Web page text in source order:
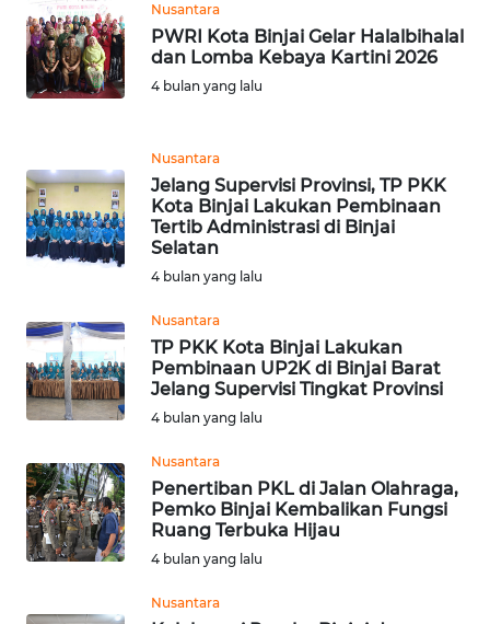
Nusantara
PWRI Kota Binjai Gelar Halalbihalal
dan Lomba Kebaya Kartini 2026
4 bulan yang lalu
Nusantara
Jelang Supervisi Provinsi, TP PKK
Kota Binjai Lakukan Pembinaan
Tertib Administrasi di Binjai
Selatan
4 bulan yang lalu
Nusantara
TP PKK Kota Binjai Lakukan
Pembinaan UP2K di Binjai Barat
Jelang Supervisi Tingkat Provinsi
4 bulan yang lalu
Nusantara
Penertiban PKL di Jalan Olahraga,
Pemko Binjai Kembalikan Fungsi
Ruang Terbuka Hijau
4 bulan yang lalu
Nusantara
WN
LAMPUNG
WN
WN
NUSANTARA
WN
WN
JATIM
WN
WN
KALBAR
KALTENG